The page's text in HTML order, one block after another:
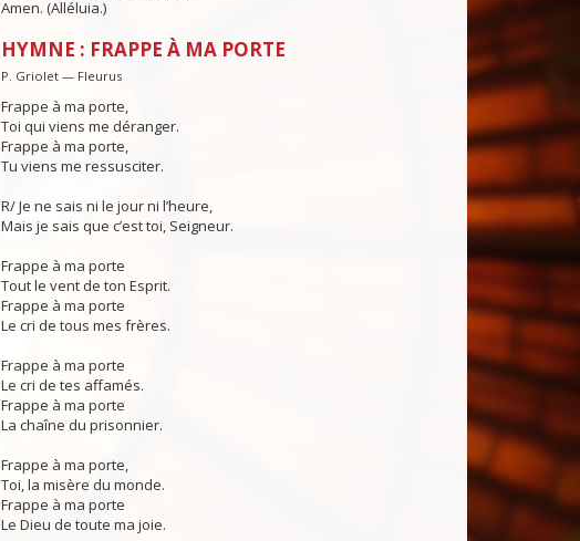
Amen. (Alléluia.)
HYMNE : FRAPPE À MA PORTE
P. Griolet — Fleurus
Frappe à ma porte,
Toi qui viens me déranger.
Frappe à ma porte,
Tu viens me ressusciter.
R/ Je ne sais ni le jour ni l’heure,
Mais je sais que c’est toi, Seigneur.
Frappe à ma porte
Tout le vent de ton Esprit.
Frappe à ma porte
Le cri de tous mes frères.
Frappe à ma porte
Le cri de tes affamés.
Frappe à ma porte
La chaîne du prisonnier.
Frappe à ma porte,
Toi, la misère du monde.
Frappe à ma porte
Le Dieu de toute ma joie.